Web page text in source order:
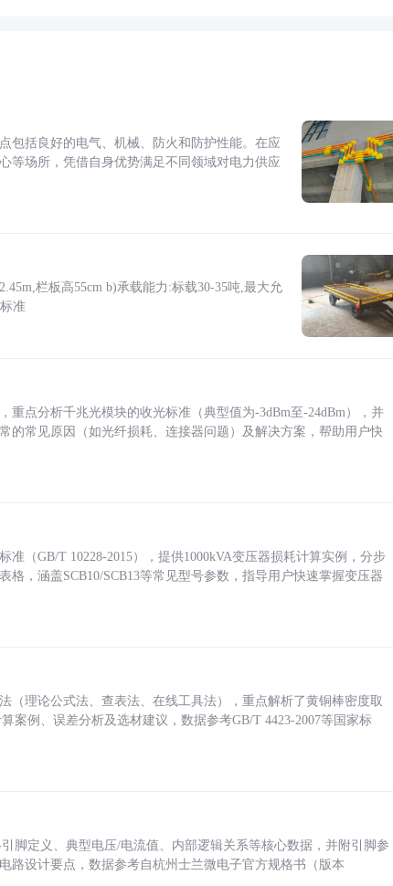
包括良好的电气、机械、防火和防护性能。在应
等场所，凭借自身优势满足不同领域对电力供应
栏板高55cm b)承载能力:标载30-35吨,最大允
准
重点分析千兆光模块的收光标准（典型值为-3dBm至-24dBm），并
的常见原因（如光纤损耗、连接器问题）及解决方案，帮助用户快
（GB/T 10228-2015），提供1000kVA变压器损耗计算实例，分步
，涵盖SCB10/SCB13等常见型号参数，指导用户快速掌握变压器
（理论公式法、查表法、在线工具法），重点解析了黄铜棒密度取
案例、误差分析及选材建议，数据参考GB/T 4423-2007等国家标
脚定义、典型电压/电流值、内部逻辑关系等核心数据，并附引脚参
路设计要点，数据参考自杭州士兰微电子官方规格书（版本